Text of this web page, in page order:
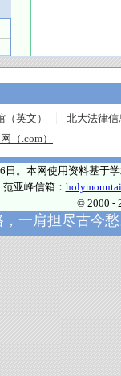
英文）
北大法律信
（.com）
日。本网使用资料基于
范亚峰信箱：
© 2000 -
一肩担尽古今